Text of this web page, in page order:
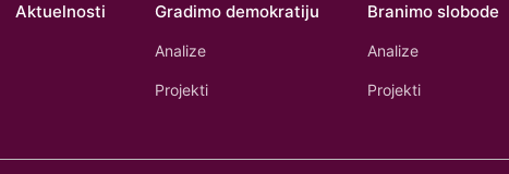
Aktuelnosti Gradimo demokratiju
Analize
Projekti
Branimo slobode
Analize
Projekti